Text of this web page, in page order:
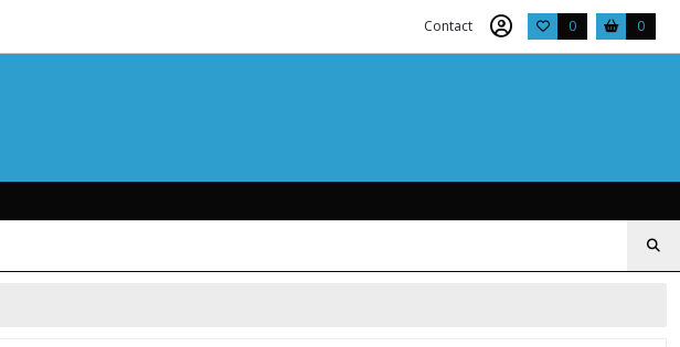
Contact 0 0